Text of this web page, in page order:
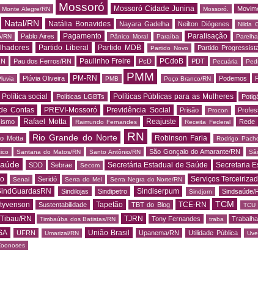
Monte Alegre/RN Mossoró Mossoró Cidade Junina Mossoró.
Natal/RN Natália Bonavides Nayara Gadelha Neilton Diógenes Nilda
RN Pablo Aires Pagamento Pânico Moral Paraíba Paralisação
Partido Liberal Partido MDB Partido Novo Partido
Pau dos Ferros/RN Paulinho Freire PcD PCdoB PDT Pecuária
Plúvia Oliveira PM-RN PMB PMM Poço Branco/RN Podemos
Política social Políticas LGBTs Políticas Públicas para as Mulheres
Contas PREVI-Mossoró Previdência Social Prisão Procon
Rafael Motta Raimundo Fernandes Reajuste Receita Federal Rede
Motta Rio Grande do Norte RN Robinson Faria Rodrigo
Santana do Matos/RN Santo Antônio/RN São Gonçalo do Amarante/RN
SDD Sebrae Secom Secretária Estadual de Saúde Secretaria
Senai Seridó Serra do Mel Serra Negra do Norte/RN Serviços
Sindilojas Sindipetro Sindiserpum Sindjorn Sindsaúde/
Sustentabilidade Tapetão TBT do Blog TCE-RN TCM TCU
Tibau/RN Timbaúba dos Batistas/RN TJRN Tony Fernandes traba
UFRN Umarizal/RN União Brasil Upanema/RN Utilidade Pública